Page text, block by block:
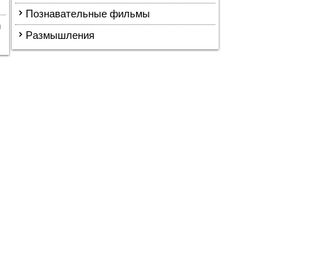
Познавательные фильмы
Размышления